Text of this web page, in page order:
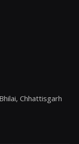
Chhattisgarh